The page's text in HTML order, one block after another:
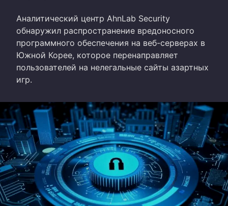
Аналитический центр AhnLab Security
обнаружил распространение вредоносного
программного обеспечения на веб-серверах в
Южной Корее, которое перенаправляет
пользователей на нелегальные сайты азартных
игр.